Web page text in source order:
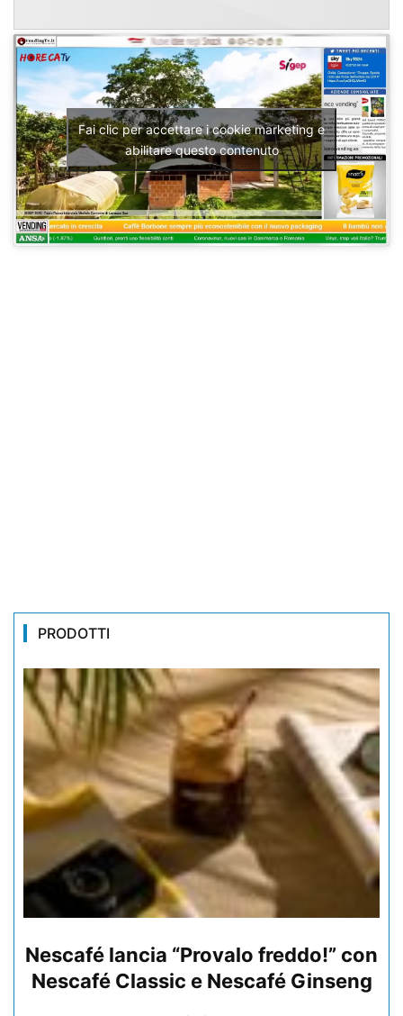
Fai clic per accettare i cookie marketing e
abilitare questo contenuto
PRODOTTI
Nescafé lancia “Provalo freddo!” con
Nescafé Classic e Nescafé Ginseng